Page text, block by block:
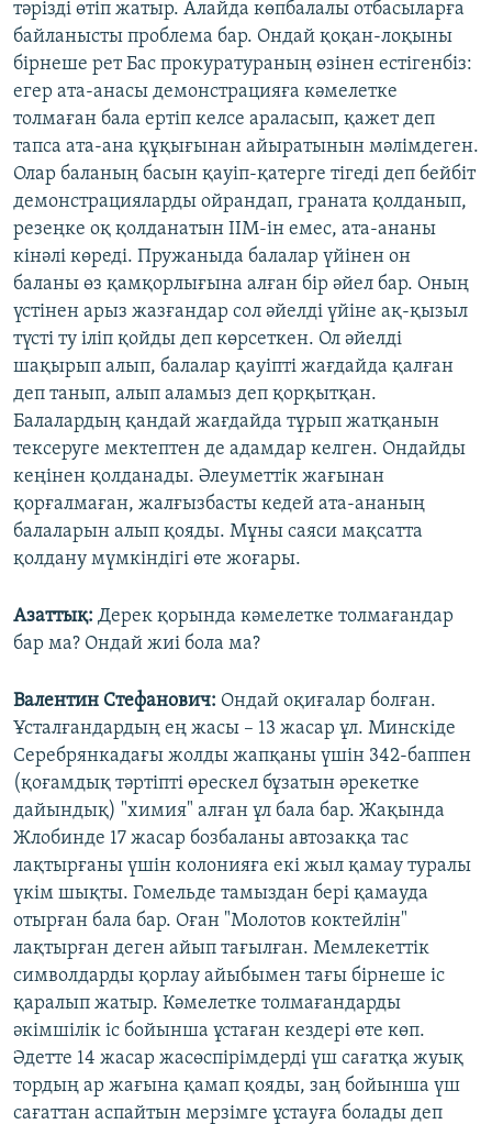
тәрізді өтіп жатыр. Алайда көпбалалы отбасыларға
байланысты проблема бар. Ондай қоқан-лоқыны
бірнеше рет Бас прокуратураның өзінен естігенбіз:
егер ата-анасы демонстрацияға кәмелетке
толмаған бала ертіп келсе араласып, қажет деп
тапса ата-ана құқығынан айыратынын мәлімдеген.
Олар баланың басын қауіп-қатерге тігеді деп бейбіт
демонстрацияларды ойрандап, граната қолданып,
резеңке оқ қолданатын ІІМ-ін емес, ата-ананы
кінәлі көреді. Пружаныда балалар үйінен он
баланы өз қамқорлығына алған бір әйел бар. Оның
үстінен арыз жазғандар сол әйелді үйіне ақ-қызыл
түсті ту іліп қойды деп көрсеткен. Ол әйелді
шақырып алып, балалар қауіпті жағдайда қалған
деп танып, алып аламыз деп қорқытқан.
Балалардың қандай жағдайда тұрып жатқанын
тексеруге мектептен де адамдар келген. Ондайды
кеңінен қолданады. Әлеуметтік жағынан
қорғалмаған, жалғызбасты кедей ата-ананың
балаларын алып қояды. Мұны саяси мақсатта
қолдану мүмкіндігі өте жоғары.
Азаттық: Дерек қорында кәмелетке толмағандар
бар ма? Ондай жиі бола ма?
Валентин Стефанович: Ондай оқиғалар болған.
Ұсталғандардың ең жасы – 13 жасар ұл. Минскіде
Серебрянкадағы жолды жапқаны үшін 342-баппен
(қоғамдық тәртіпті өрескел бұзатын әрекетке
дайындық) "химия" алған ұл бала бар. Жақында
Жлобинде 17 жасар бозбаланы автозакқа тас
лақтырғаны үшін колонияға екі жыл қамау туралы
үкім шықты. Гомельде тамыздан бері қамауда
отырған бала бар. Оған "Молотов коктейлін"
лақтырған деген айып тағылған. Мемлекеттік
символдарды қорлау айыбымен тағы бірнеше іс
қаралып жатыр. Кәмелетке толмағандарды
әкімшілік іс бойынша ұстаған кездері өте көп.
Әдетте 14 жасар жасөспірімдерді үш сағатқа жуық
тордың ар жағына қамап қояды, заң бойынша үш
сағаттан аспайтын мерзімге ұстауға болады деп